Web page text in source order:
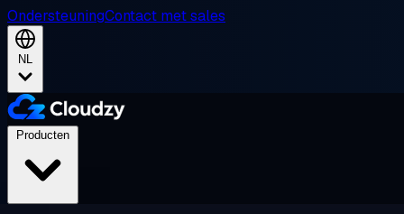
OndersteuningContact met sales
NL